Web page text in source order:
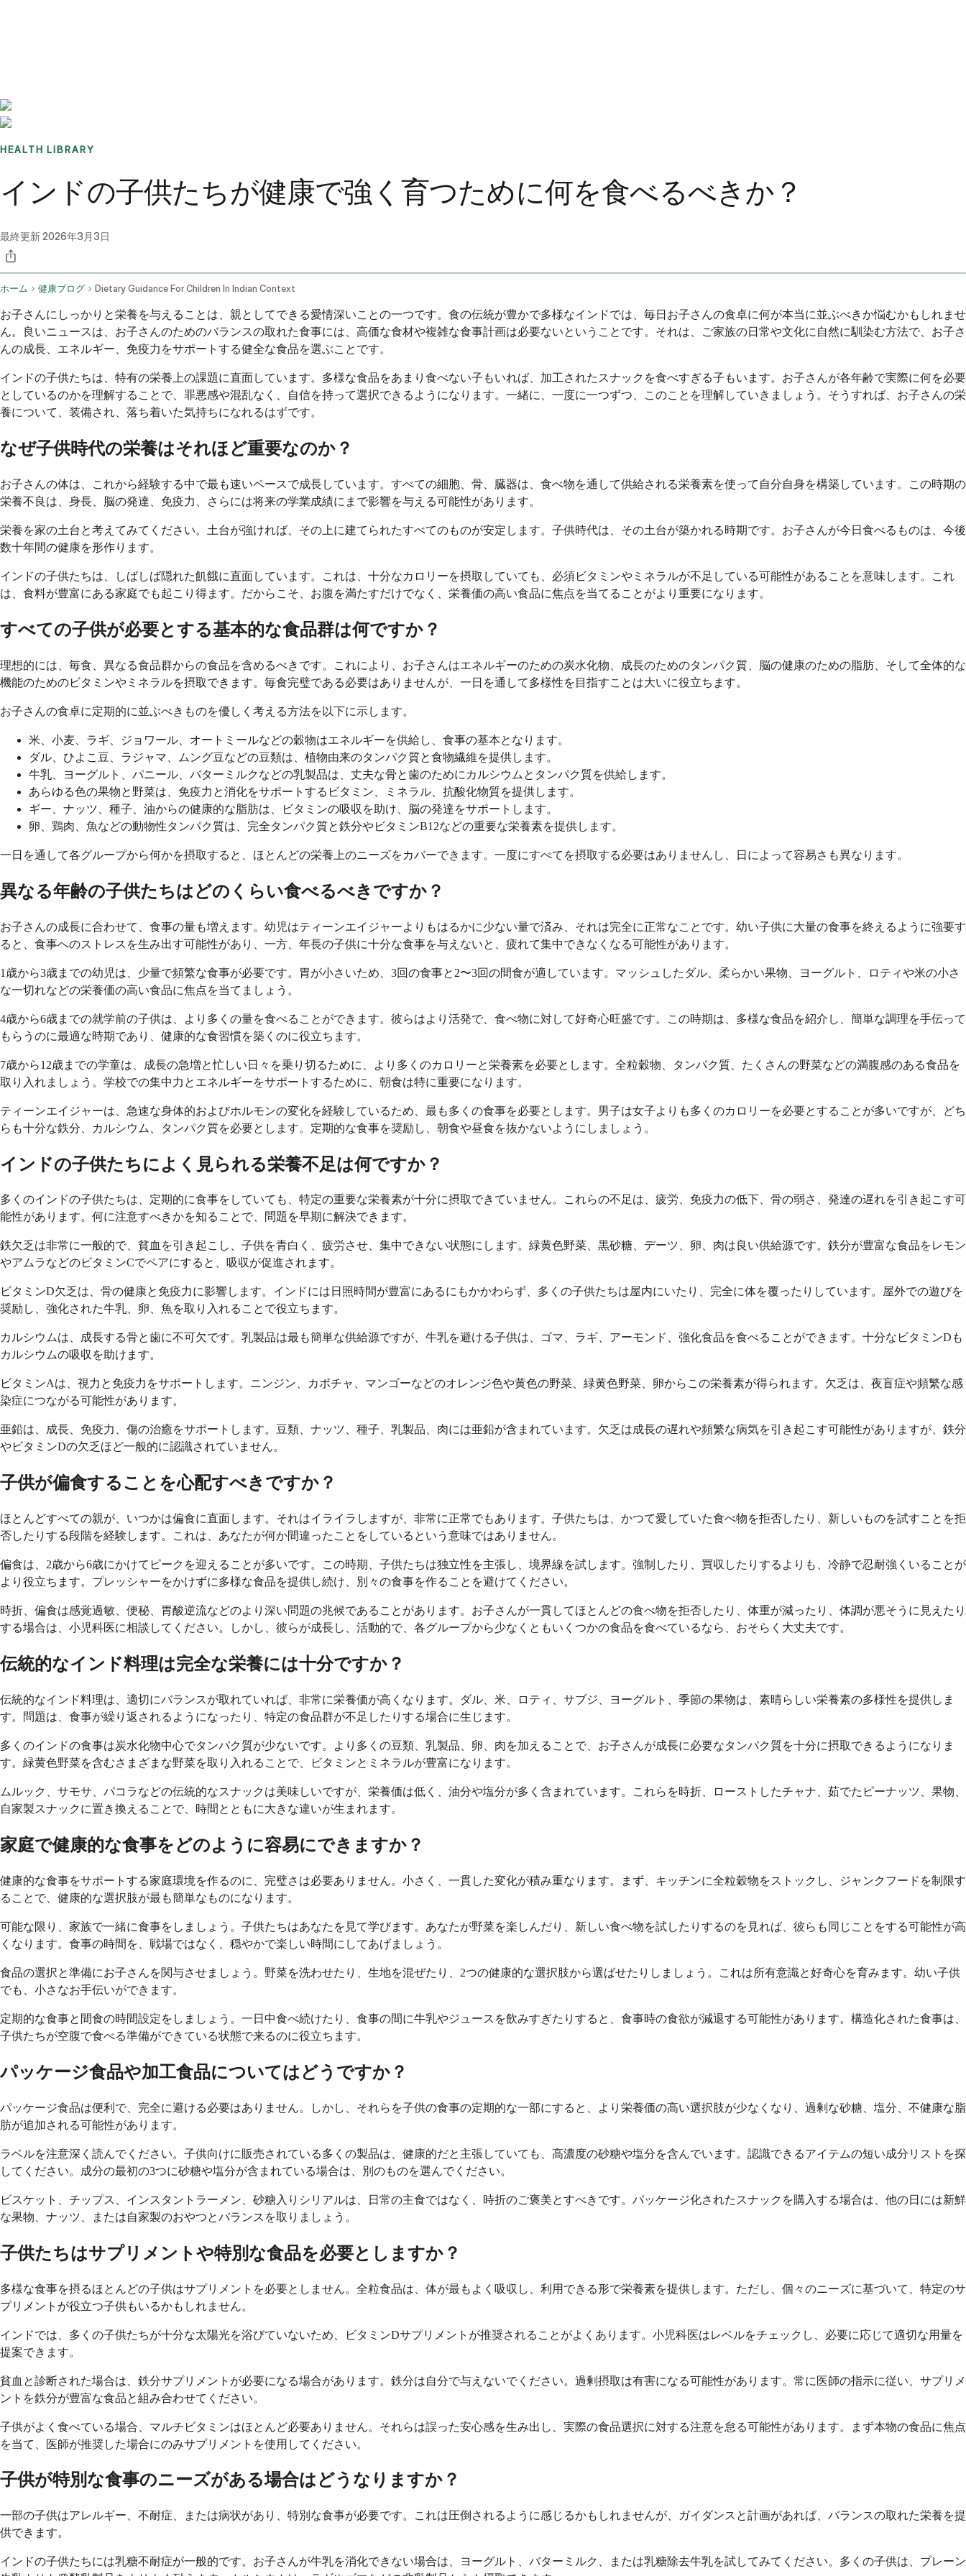
HEALTH LIBRARY
インドの子供たちが健康で強く育つために何を食べるべきか？
最終更新2026年3月3日
ホーム 健康ブログ Dietary Guidance For Children In Indian Context
お子さんにしっかりと栄養を与えることは、親としてできる愛情深いことの一つです。食の伝統が豊かで多様なインドでは、毎日お子さんの食卓に何が本当に並ぶべきか悩むかもしれませ
ん。良いニュースは、お子さんのためのバランスの取れた食事には、高価な食材や複雑な食事計画は必要ないということです。それは、ご家族の日常や文化に自然に馴染む方法で、お子さ
んの成長、エネルギー、免疫力をサポートする健全な食品を選ぶことです。
インドの子供たちは、特有の栄養上の課題に直面しています。多様な食品をあまり食べない子もいれば、加工されたスナックを食べすぎる子もいます。お子さんが各年齢で実際に何を必要
としているのかを理解することで、罪悪感や混乱なく、自信を持って選択できるようになります。一緒に、一度に一つずつ、このことを理解していきましょう。そうすれば、お子さんの栄
養について、装備され、落ち着いた気持ちになれるはずです。
なぜ子供時代の栄養はそれほど重要なのか？
お子さんの体は、これから経験する中で最も速いペースで成長しています。すべての細胞、骨、臓器は、食べ物を通して供給される栄養素を使って自分自身を構築しています。この時期の
栄養不良は、身長、脳の発達、免疫力、さらには将来の学業成績にまで影響を与える可能性があります。
栄養を家の土台と考えてみてください。土台が強ければ、その上に建てられたすべてのものが安定します。子供時代は、その土台が築かれる時期です。お子さんが今日食べるものは、今後
数十年間の健康を形作ります。
インドの子供たちは、しばしば隠れた飢餓に直面しています。これは、十分なカロリーを摂取していても、必須ビタミンやミネラルが不足している可能性があることを意味します。これ
は、食料が豊富にある家庭でも起こり得ます。だからこそ、お腹を満たすだけでなく、栄養価の高い食品に焦点を当てることがより重要になります。
すべての子供が必要とする基本的な食品群は何ですか？
理想的には、毎食、異なる食品群からの食品を含めるべきです。これにより、お子さんはエネルギーのための炭水化物、成長のためのタンパク質、脳の健康のための脂肪、そして全体的な
機能のためのビタミンやミネラルを摂取できます。毎食完璧である必要はありませんが、一日を通して多様性を目指すことは大いに役立ちます。
お子さんの食卓に定期的に並ぶべきものを優しく考える方法を以下に示します。
米、小麦、ラギ、ジョワール、オートミールなどの穀物はエネルギーを供給し、食事の基本となります。
ダル、ひよこ豆、ラジャマ、ムング豆などの豆類は、植物由来のタンパク質と食物繊維を提供します。
牛乳、ヨーグルト、パニール、バターミルクなどの乳製品は、丈夫な骨と歯のためにカルシウムとタンパク質を供給します。
あらゆる色の果物と野菜は、免疫力と消化をサポートするビタミン、ミネラル、抗酸化物質を提供します。
ギー、ナッツ、種子、油からの健康的な脂肪は、ビタミンの吸収を助け、脳の発達をサポートします。
卵、鶏肉、魚などの動物性タンパク質は、完全タンパク質と鉄分やビタミンB12などの重要な栄養素を提供します。
一日を通して各グループから何かを摂取すると、ほとんどの栄養上のニーズをカバーできます。一度にすべてを摂取する必要はありませんし、日によって容易さも異なります。
異なる年齢の子供たちはどのくらい食べるべきですか？
お子さんの成長に合わせて、食事の量も増えます。幼児はティーンエイジャーよりもはるかに少ない量で済み、それは完全に正常なことです。幼い子供に大量の食事を終えるように強要す
ると、食事へのストレスを生み出す可能性があり、一方、年長の子供に十分な食事を与えないと、疲れて集中できなくなる可能性があります。
1歳から3歳までの幼児は、少量で頻繁な食事が必要です。胃が小さいため、3回の食事と2〜3回の間食が適しています。マッシュしたダル、柔らかい果物、ヨーグルト、ロティや米の小さ
な一切れなどの栄養価の高い食品に焦点を当てましょう。
4歳から6歳までの就学前の子供は、より多くの量を食べることができます。彼らはより活発で、食べ物に対して好奇心旺盛です。この時期は、多様な食品を紹介し、簡単な調理を手伝って
もらうのに最適な時期であり、健康的な食習慣を築くのに役立ちます。
7歳から12歳までの学童は、成長の急増と忙しい日々を乗り切るために、より多くのカロリーと栄養素を必要とします。全粒穀物、タンパク質、たくさんの野菜などの満腹感のある食品を
取り入れましょう。学校での集中力とエネルギーをサポートするために、朝食は特に重要になります。
ティーンエイジャーは、急速な身体的およびホルモンの変化を経験しているため、最も多くの食事を必要とします。男子は女子よりも多くのカロリーを必要とすることが多いですが、どち
らも十分な鉄分、カルシウム、タンパク質を必要とします。定期的な食事を奨励し、朝食や昼食を抜かないようにしましょう。
インドの子供たちによく見られる栄養不足は何ですか？
多くのインドの子供たちは、定期的に食事をしていても、特定の重要な栄養素が十分に摂取できていません。これらの不足は、疲労、免疫力の低下、骨の弱さ、発達の遅れを引き起こす可
能性があります。何に注意すべきかを知ることで、問題を早期に解決できます。
鉄欠乏は非常に一般的で、貧血を引き起こし、子供を青白く、疲労させ、集中できない状態にします。緑黄色野菜、黒砂糖、デーツ、卵、肉は良い供給源です。鉄分が豊富な食品をレモン
やアムラなどのビタミンCでペアにすると、吸収が促進されます。
ビタミンD欠乏は、骨の健康と免疫力に影響します。インドには日照時間が豊富にあるにもかかわらず、多くの子供たちは屋内にいたり、完全に体を覆ったりしています。屋外での遊びを
奨励し、強化された牛乳、卵、魚を取り入れることで役立ちます。
カルシウムは、成長する骨と歯に不可欠です。乳製品は最も簡単な供給源ですが、牛乳を避ける子供は、ゴマ、ラギ、アーモンド、強化食品を食べることができます。十分なビタミンDも
カルシウムの吸収を助けます。
ビタミンAは、視力と免疫力をサポートします。ニンジン、カボチャ、マンゴーなどのオレンジ色や黄色の野菜、緑黄色野菜、卵からこの栄養素が得られます。欠乏は、夜盲症や頻繁な感
染症につながる可能性があります。
亜鉛は、成長、免疫力、傷の治癒をサポートします。豆類、ナッツ、種子、乳製品、肉には亜鉛が含まれています。欠乏は成長の遅れや頻繁な病気を引き起こす可能性がありますが、鉄分
やビタミンDの欠乏ほど一般的に認識されていません。
子供が偏食することを心配すべきですか？
ほとんどすべての親が、いつかは偏食に直面します。それはイライラしますが、非常に正常でもあります。子供たちは、かつて愛していた食べ物を拒否したり、新しいものを試すことを拒
否したりする段階を経験します。これは、あなたが何か間違ったことをしているという意味ではありません。
偏食は、2歳から6歳にかけてピークを迎えることが多いです。この時期、子供たちは独立性を主張し、境界線を試します。強制したり、買収したりするよりも、冷静で忍耐強くいることが
より役立ちます。プレッシャーをかけずに多様な食品を提供し続け、別々の食事を作ることを避けてください。
時折、偏食は感覚過敏、便秘、胃酸逆流などのより深い問題の兆候であることがあります。お子さんが一貫してほとんどの食べ物を拒否したり、体重が減ったり、体調が悪そうに見えたり
する場合は、小児科医に相談してください。しかし、彼らが成長し、活動的で、各グループから少なくともいくつかの食品を食べているなら、おそらく大丈夫です。
伝統的なインド料理は完全な栄養には十分ですか？
伝統的なインド料理は、適切にバランスが取れていれば、非常に栄養価が高くなります。ダル、米、ロティ、サブジ、ヨーグルト、季節の果物は、素晴らしい栄養素の多様性を提供しま
す。問題は、食事が繰り返されるようになったり、特定の食品群が不足したりする場合に生じます。
多くのインドの食事は炭水化物中心でタンパク質が少ないです。より多くの豆類、乳製品、卵、肉を加えることで、お子さんが成長に必要なタンパク質を十分に摂取できるようになりま
す。緑黄色野菜を含むさまざまな野菜を取り入れることで、ビタミンとミネラルが豊富になります。
ムルック、サモサ、パコラなどの伝統的なスナックは美味しいですが、栄養価は低く、油分や塩分が多く含まれています。これらを時折、ローストしたチャナ、茹でたピーナッツ、果物、
自家製スナックに置き換えることで、時間とともに大きな違いが生まれます。
家庭で健康的な食事をどのように容易にできますか？
健康的な食事をサポートする家庭環境を作るのに、完璧さは必要ありません。小さく、一貫した変化が積み重なります。まず、キッチンに全粒穀物をストックし、ジャンクフードを制限す
ることで、健康的な選択肢が最も簡単なものになります。
可能な限り、家族で一緒に食事をしましょう。子供たちはあなたを見て学びます。あなたが野菜を楽しんだり、新しい食べ物を試したりするのを見れば、彼らも同じことをする可能性が高
くなります。食事の時間を、戦場ではなく、穏やかで楽しい時間にしてあげましょう。
食品の選択と準備にお子さんを関与させましょう。野菜を洗わせたり、生地を混ぜたり、2つの健康的な選択肢から選ばせたりしましょう。これは所有意識と好奇心を育みます。幼い子供
でも、小さなお手伝いができます。
定期的な食事と間食の時間設定をしましょう。一日中食べ続けたり、食事の間に牛乳やジュースを飲みすぎたりすると、食事時の食欲が減退する可能性があります。構造化された食事は、
子供たちが空腹で食べる準備ができている状態で来るのに役立ちます。
パッケージ食品や加工食品についてはどうですか？
パッケージ食品は便利で、完全に避ける必要はありません。しかし、それらを子供の食事の定期的な一部にすると、より栄養価の高い選択肢が少なくなり、過剰な砂糖、塩分、不健康な脂
肪が追加される可能性があります。
ラベルを注意深く読んでください。子供向けに販売されている多くの製品は、健康的だと主張していても、高濃度の砂糖や塩分を含んでいます。認識できるアイテムの短い成分リストを探
してください。成分の最初の3つに砂糖や塩分が含まれている場合は、別のものを選んでください。
ビスケット、チップス、インスタントラーメン、砂糖入りシリアルは、日常の主食ではなく、時折のご褒美とすべきです。パッケージ化されたスナックを購入する場合は、他の日には新鮮
な果物、ナッツ、または自家製のおやつとバランスを取りましょう。
子供たちはサプリメントや特別な食品を必要としますか？
多様な食事を摂るほとんどの子供はサプリメントを必要としません。全粒食品は、体が最もよく吸収し、利用できる形で栄養素を提供します。ただし、個々のニーズに基づいて、特定のサ
プリメントが役立つ子供もいるかもしれません。
インドでは、多くの子供たちが十分な太陽光を浴びていないため、ビタミンDサプリメントが推奨されることがよくあります。小児科医はレベルをチェックし、必要に応じて適切な用量を
提案できます。
貧血と診断された場合は、鉄分サプリメントが必要になる場合があります。鉄分は自分で与えないでください。過剰摂取は有害になる可能性があります。常に医師の指示に従い、サプリメ
ントを鉄分が豊富な食品と組み合わせてください。
子供がよく食べている場合、マルチビタミンはほとんど必要ありません。それらは誤った安心感を生み出し、実際の食品選択に対する注意を怠る可能性があります。まず本物の食品に焦点
を当て、医師が推奨した場合にのみサプリメントを使用してください。
子供が特別な食事のニーズがある場合はどうなりますか？
一部の子供はアレルギー、不耐症、または病状があり、特別な食事が必要です。これは圧倒されるように感じるかもしれませんが、ガイダンスと計画があれば、バランスの取れた栄養を提
供できます。
インドの子供たちには乳糖不耐症が一般的です。お子さんが牛乳を消化できない場合は、ヨーグルト、バターミルク、または乳糖除去牛乳を試してみてください。多くの子供は、プレーン